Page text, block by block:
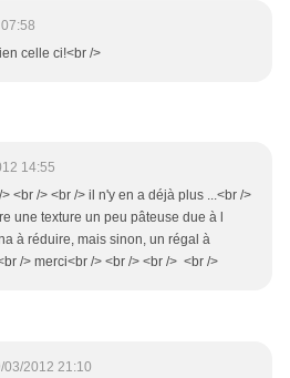
celle ci!<br />
14:55
<br /> <br /> il n'y en a déjà plus ...<br />
une texture un peu pâteuse due à l
à réduire, mais sinon, un régal à
/> merci<br /> <br /> <br /> <br />
03/2012 21:10